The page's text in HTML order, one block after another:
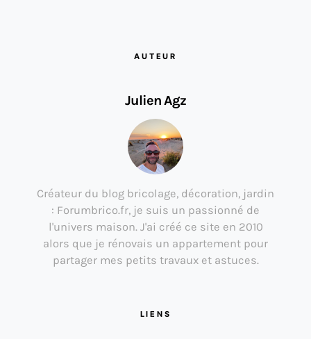
AUTEUR
Julien Agz
Créateur du blog bricolage, décoration, jardin
: Forumbrico.fr, je suis un passionné de
l'univers maison. J'ai créé ce site en 2010
alors que je rénovais un appartement pour
partager mes petits travaux et astuces.
LIENS